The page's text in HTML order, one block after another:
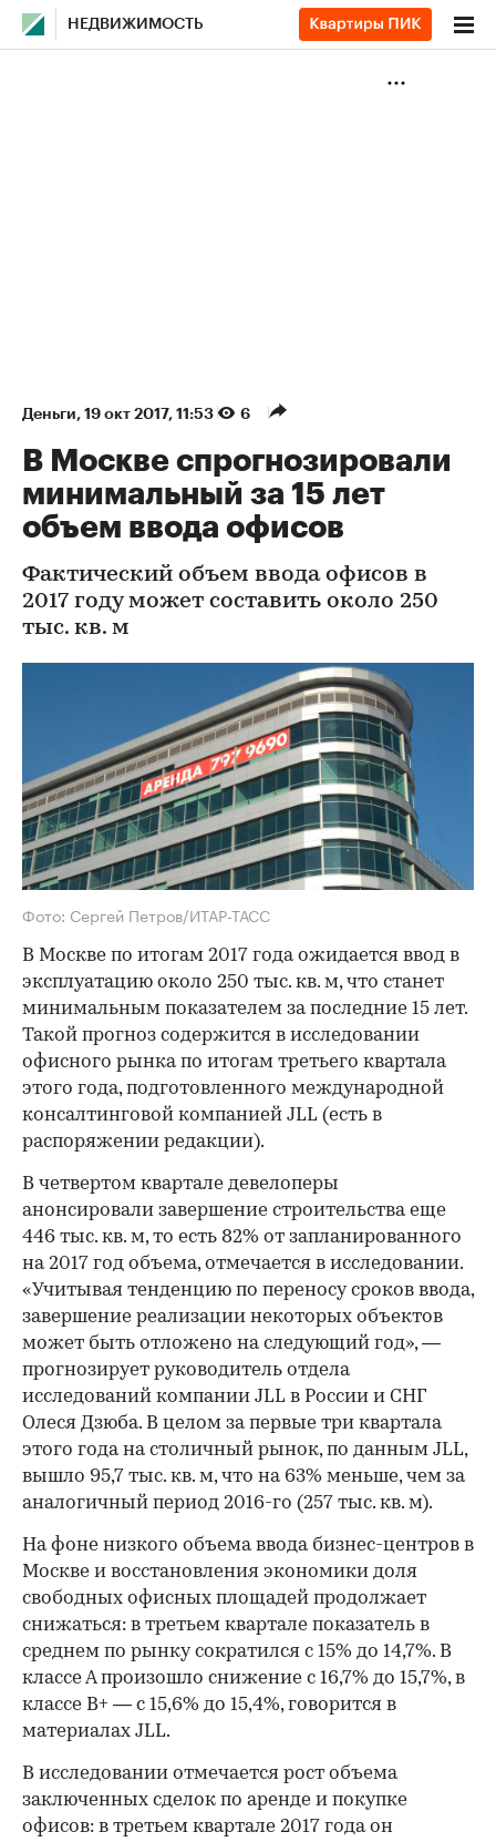
НЕДВИЖИМОСТЬ
Деньги⁠, 19 окт 2017, 11:53 6
В Москве спрогнозировали
минимальный за 15 лет
объем ввода офисов
Фактический объем ввода офисов в
2017 году может составить около 250
тыс. кв. м
Фото: Сергей Петров/ИТАР-ТАСС
В Москве по итогам 2017 года ожидается ввод в
эксплуатацию около 250 тыс. кв. м, что станет
минимальным показателем за последние 15 лет.
Такой прогноз содержится в исследовании
офисного рынка по итогам третьего квартала
этого года, подготовленного международной
консалтинговой компанией JLL (есть в
распоряжении редакции).
В четвертом квартале девелоперы
анонсировали завершение строительства еще
446 тыс. кв. м, то есть 82% от запланированного
на 2017 год объема, отмечается в исследовании.
«Учитывая тенденцию по переносу сроков ввода,
завершение реализации некоторых объектов
может быть отложено на следующий год», —
прогнозирует руководитель отдела
исследований компании JLL в России и СНГ
Олеся Дзюба. В целом за первые три квартала
этого года на столичный рынок, по данным JLL,
вышло 95,7 тыс. кв. м, что на 63% меньше, чем за
аналогичный период 2016-го (257 тыс. кв. м).
На фоне низкого объема ввода бизнес-центров в
Москве и восстановления экономики доля
свободных офисных площадей продолжает
снижаться: в третьем квартале показатель в
среднем по рынку сократился с 15% до 14,7%. В
классе А произошло снижение с 16,7% до 15,7%, в
классе В+ — с 15,6% до 15,4%, говорится в
материалах JLL.
В исследовании отмечается рост объема
заключенных сделок по аренде и покупке
офисов: в третьем квартале 2017 года он